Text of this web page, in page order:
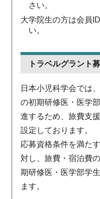
さい。
大学院生の方は会員
い。
トラベルグラント
日本小児科学会では
の初期研修医・医学
進するため、旅費支
設定しております。
応募資格条件を満た
対し、旅費・宿泊費
期研修医・医学部学
ます。